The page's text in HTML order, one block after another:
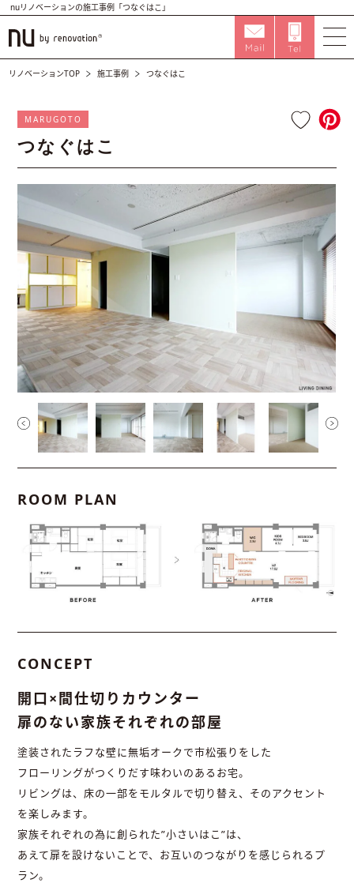
nuリノベーションの施工事例「つなぐはこ」
リノベーションTOP 施工事例 つなぐはこ
MARUGOTO
つなぐはこ
ROOM PLAN
CONCEPT
開口×間仕切りカウンター
扉のない家族それぞれの部屋
塗装されたラフな壁に無垢オークで市松張りをした
フローリングがつくりだす味わいのあるお宅。
リビングは、床の一部をモルタルで切り替え、そのアクセント
を楽しみます。
家族それぞれの為に創られた”小さいはこ”は、
あえて扉を設けないことで、お互いのつながりを感じられるプ
ラン。